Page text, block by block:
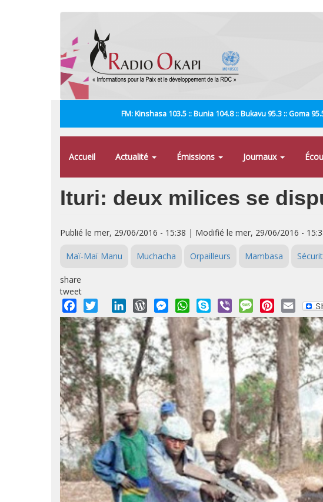
FM: Kinshasa 103.5 :: Bunia 104.8 :: Bukavu 95.3 :: Goma
Accueil Actualité Émissions Journaux
Ituri: deux milices se
Publié le mer, 29/06/2016 - 15:38 | Modifié le mer, 29/06/2016 -
Maï-Maï Manu Muchacha Orpailleurs Mambasa
share
tweet
Facebook
Twitter LinkedInWordPressMessengerWhatsApp
Skype Viber MessagePinterest
Email